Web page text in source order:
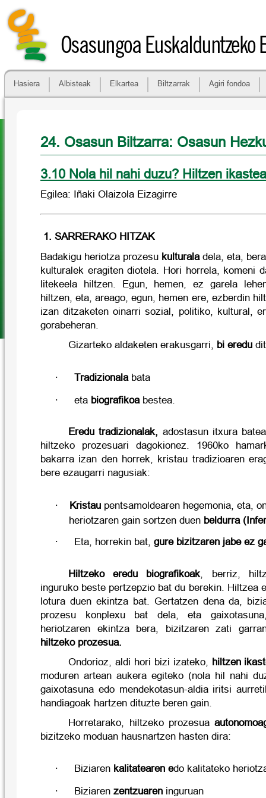
Osasungoa Euskalduntzeko
Hasiera Albisteak Elkartea Biltzarrak Agiri fondoa
24. Osasun Biltzarra: Osasun
3.10 Nola hil nahi duzu? Hiltzen ikastea
Egilea: Iñaki Olaizola Eizagirre
1. SARRERAKO HITZAK
Badakigu heriotza prozesu kulturaladela, eta,
kulturalek eragiten diotela. Hori horrela, komeni
litekeela hiltzen. Egun, hemen, ez garela
hiltzen, eta, areago, egun, hemen ere, ezberdin
izan ditzaketen oinarri sozial, politiko, kultural,
gorabeheran.
Gizarteko aldaketen erakusgarri, bi eredu
· Tradizionala bata
· eta biografikoa bestea.
Eredu tradizionalak, adostasun itxura
hiltzeko prozesuari dagokionez. 1960ko
bakarra izan den horrek, kristau tradizioaren
bere ezaugarri nagusiak:
· Kristaupentsamoldearen hegemonia, eta,
heriotzaren gain sortzen duen beldurra
· Eta, horrekin bat, gure bizitzaren jabe ez
Hiltzeko eredu biografikoak , berriz,
inguruko beste pertzepzio bat du berekin. Hiltzea
lotura duen ekintza bat. Gertatzen dena da,
prozesu konplexu bat dela, eta
heriotzaren ekintza bera, bizitzaren zati
hiltzeko prozesua.
Ondorioz, aldi hori bizi izateko, hiltzen
moduren artean aukera egiteko (nola hil nahi
gaixotasuna edo mendekotasun-aldia iritsi
handiagoak hartzen dituzte beren gain.
Horretarako, hiltzeko prozesua
bizitzeko moduan hausnartzen hasten dira:
· Biziaren kalitatearen edo kalitateko
· Biziaren zentzuaren inguruan